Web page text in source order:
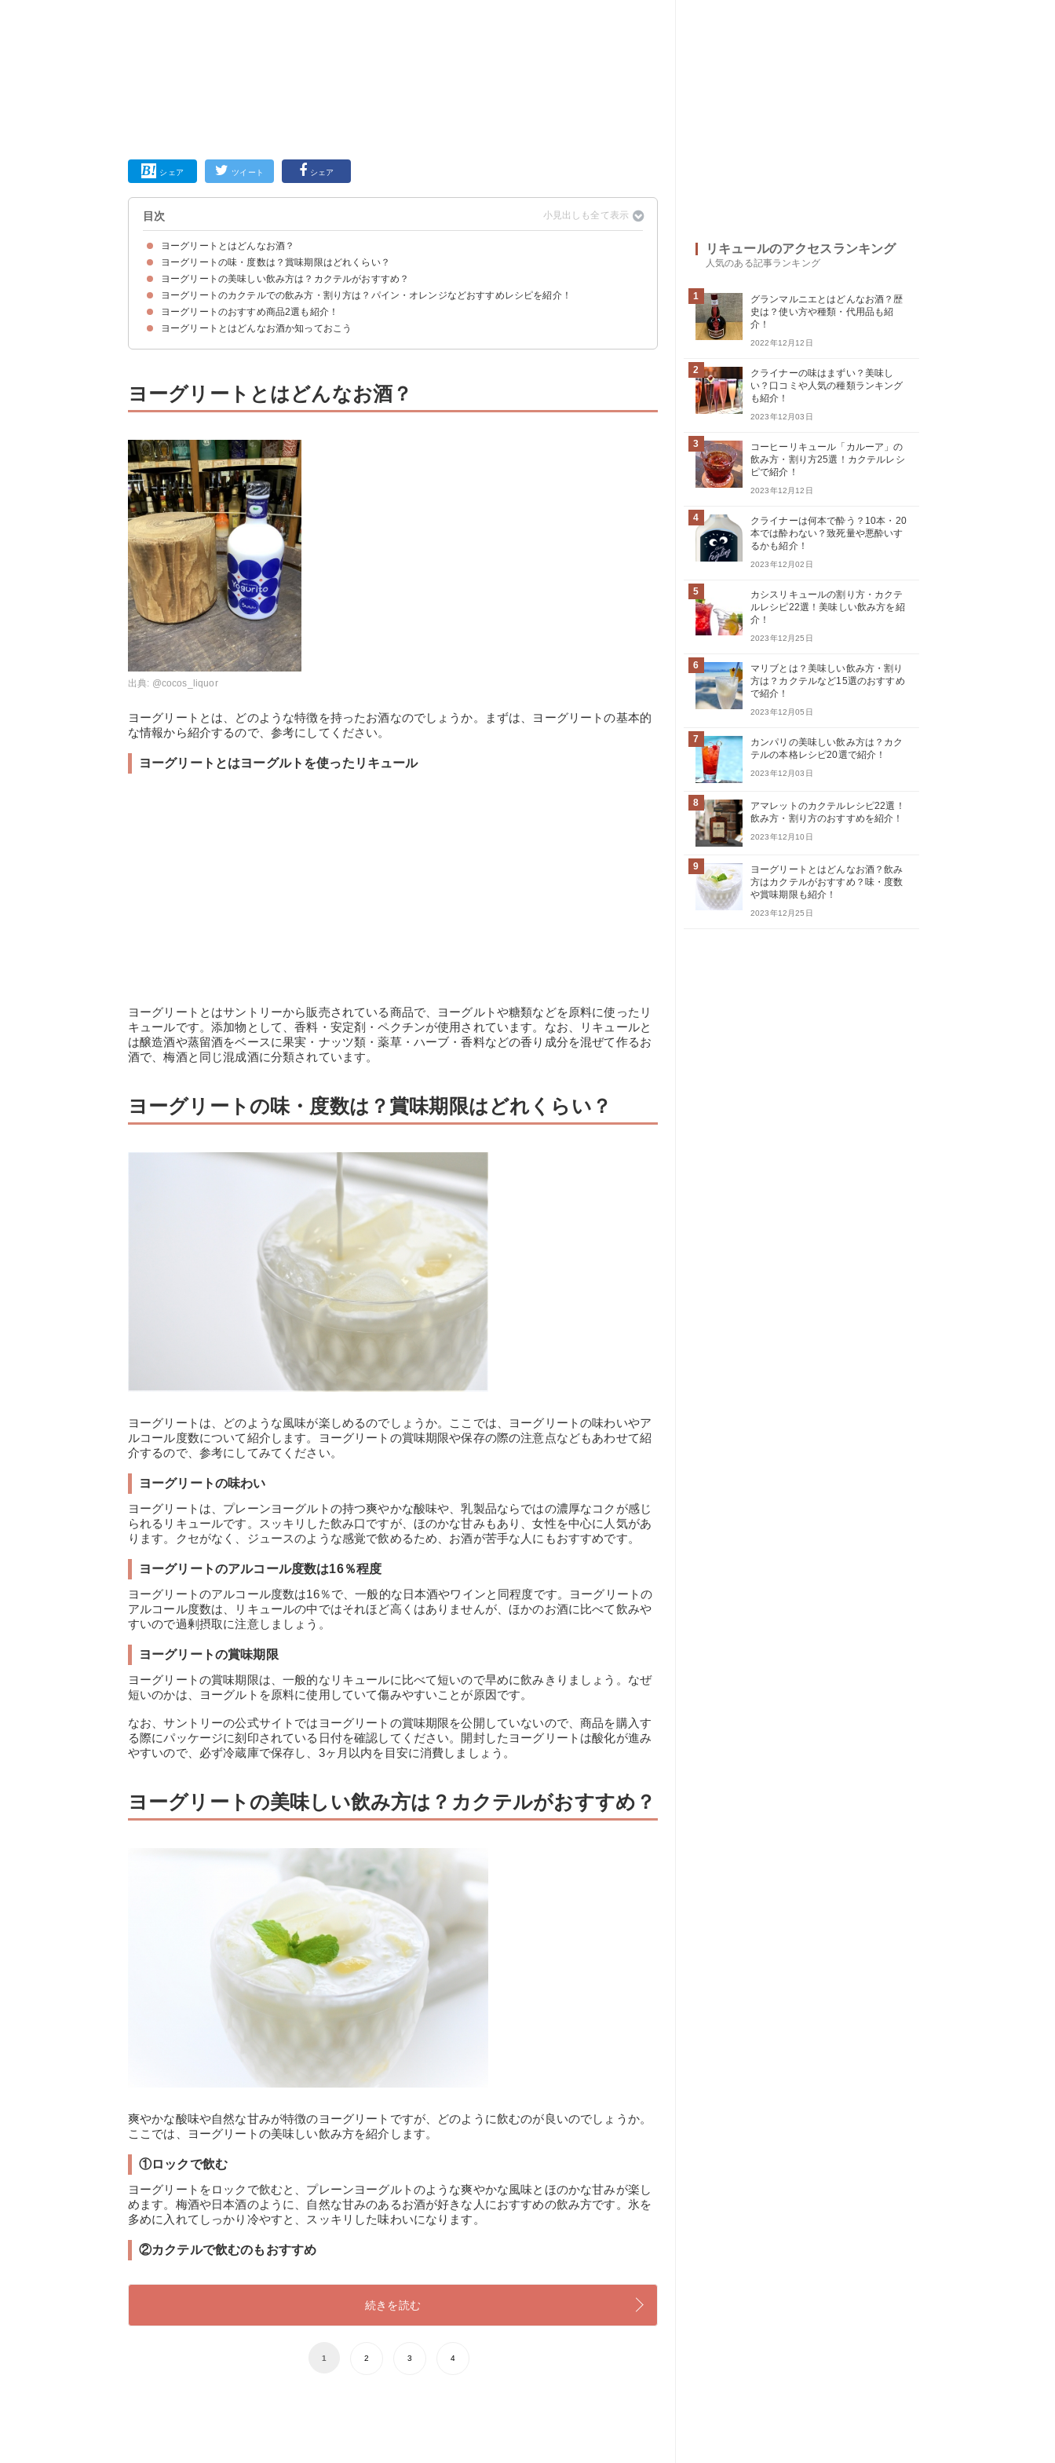
シェア ツイート シェア
目次
ヨーグリートとはどんなお酒？
ヨーグリートとはヨーグルトを使ったリキュール
ヨーグリートの味・度数は？賞味期限はどれくらい？
ヨーグリートの味わい
ヨーグリートのアルコール度数は16％程度
ヨーグリートの賞味期限
ヨーグリートの美味しい飲み方は？カクテルがおすすめ？
①ロックで飲む
②カクテルで飲むのもおすすめ
③ストレート
ヨーグリートのカクテルでの飲み方・割り方は？パイン・オレンジなどおすすめレシピを紹介！
①ストロベリーミルク
②マンゴーソイミルク
③ヨーグリートオレンジ
④ヨーグリートソーダ
⑤プルシアンブロッサム
⑥ヨーグリートパイン
⑦ヨーグリートジンジャー
ヨーグリートのおすすめ商品2選も紹介！
①ヨーグリート ヨーグルトリキュール（1,395円）
②ヨーグリート ヨーグルトリキュール ベビー（801円）
ヨーグリートとはどんなお酒か知っておこう
ヨーグリートとはどんなお酒？
出典: @cocos_liquor
ヨーグリートとは、どのような特徴を持ったお酒なのでしょうか。まずは、ヨーグリートの基本的
な情報から紹介するので、参考にしてください。
ヨーグリートとはヨーグルトを使ったリキュール
ヨーグリートとはサントリーから販売されている商品で、ヨーグルトや糖類などを原料に使ったリ
キュールです。添加物として、香料・安定剤・ペクチンが使用されています。なお、リキュールと
は醸造酒や蒸留酒をベースに果実・ナッツ類・薬草・ハーブ・香料などの香り成分を混ぜて作るお
酒で、梅酒と同じ混成酒に分類されています。
ヨーグリートの味・度数は？賞味期限はどれくらい？
ヨーグリートは、どのような風味が楽しめるのでしょうか。ここでは、ヨーグリートの味わいやア
ルコール度数について紹介します。ヨーグリートの賞味期限や保存の際の注意点などもあわせて紹
介するので、参考にしてみてください。
ヨーグリートの味わい
ヨーグリートは、プレーンヨーグルトの持つ爽やかな酸味や、乳製品ならではの濃厚なコクが感じ
られるリキュールです。スッキリした飲み口ですが、ほのかな甘みもあり、女性を中心に人気があ
ります。クセがなく、ジュースのような感覚で飲めるため、お酒が苦手な人にもおすすめです。
ヨーグリートのアルコール度数は16％程度
ヨーグリートのアルコール度数は16％で、一般的な日本酒やワインと同程度です。ヨーグリートの
アルコール度数は、リキュールの中ではそれほど高くはありませんが、ほかのお酒に比べて飲みや
すいので過剰摂取に注意しましょう。
ヨーグリートの賞味期限
ヨーグリートの賞味期限は、一般的なリキュールに比べて短いので早めに飲みきりましょう。なぜ
短いのかは、ヨーグルトを原料に使用していて傷みやすいことが原因です。
なお、サントリーの公式サイトではヨーグリートの賞味期限を公開していないので、商品を購入す
る際にパッケージに刻印されている日付を確認してください。開封したヨーグリートは酸化が進み
やすいので、必ず冷蔵庫で保存し、3ヶ月以内を目安に消費しましょう。
ヨーグリートの美味しい飲み方は？カクテルがおすすめ？
爽やかな酸味や自然な甘みが特徴のヨーグリートですが、どのように飲むのが良いのでしょうか。
ここでは、ヨーグリートの美味しい飲み方を紹介します。
①ロックで飲む
ヨーグリートをロックで飲むと、プレーンヨーグルトのような爽やかな風味とほのかな甘みが楽し
めます。梅酒や日本酒のように、自然な甘みのあるお酒が好きな人におすすめの飲み方です。氷を
多めに入れてしっかり冷やすと、スッキリした味わいになります。
②カクテルで飲むのもおすすめ
続きを読む
1 2 3 4
リキュールのアクセスランキング
人気のある記事ランキング
1
グランマルニエとはどんなお酒？歴
史は？使い方や種類・代用品も紹
介！
2022年12月12日
2
クライナーの味はまずい？美味し
い？口コミや人気の種類ランキング
も紹介！
2023年12月03日
3
コーヒーリキュール「カルーア」の
飲み方・割り方25選！カクテルレシ
ピで紹介！
2023年12月12日
4
クライナーは何本で酔う？10本・20
本では酔わない？致死量や悪酔いす
るかも紹介！
2023年12月02日
5
カシスリキュールの割り方・カクテ
ルレシピ22選！美味しい飲み方を紹
介！
2023年12月25日
6
マリブとは？美味しい飲み方・割り
方は？カクテルなど15選のおすすめ
で紹介！
2023年12月05日
7
カンパリの美味しい飲み方は？カク
テルの本格レシピ20選で紹介！
2023年12月03日
8
アマレットのカクテルレシピ22選！
飲み方・割り方のおすすめを紹介！
2023年12月10日
9
ヨーグリートとはどんなお酒？飲み
方はカクテルがおすすめ？味・度数
や賞味期限も紹介！
2023年12月25日